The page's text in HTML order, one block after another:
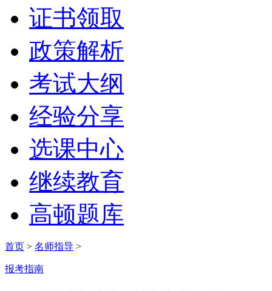
证书领取
政策解析
考试大纲
经验分享
选课中心
继续教育
高顿题库
首页 > 名师指导 >
报考指南